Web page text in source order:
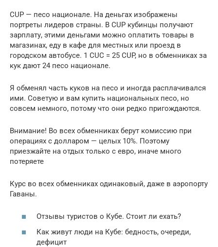
CUP — песо национале. На деньгах изображены
портреты лидеров страны. В CUP кубинцы получают
зарплату, этими деньгами можно оплатить товары в
магазинах, еду в кафе для местных или проезд в
городском автобусе. 1 CUC = 25 CUP, но в обменниках за
кук дают 24 песо национале.
Я обменял часть куков на песо и иногда расплачивался
ими. Советую и вам купить национальных песо, но
совсем немного, потому что они редко пригождаются.
Внимание! Во всех обменниках берут комиссию при
операциях с долларом — целых 10%. Поэтому
приезжайте на отдых только с евро, иначе много
потеряете
Курс во всех обменниках одинаковый, даже в аэропорту
Гаваны.
Отзывы туристов о Кубе. Стоит ли ехать?
Как живут люди на Кубе: бедность, очереди,
дефицит